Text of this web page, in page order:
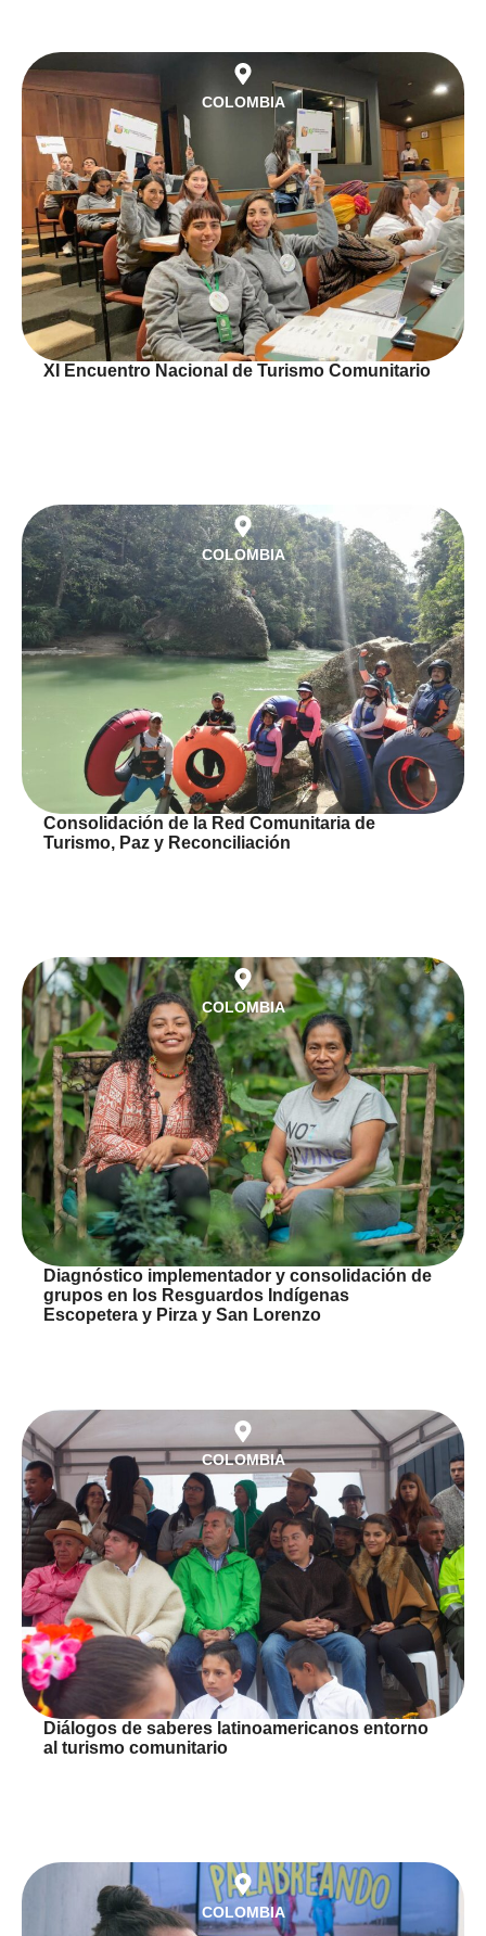
COLOMBIA
XI Encuentro Nacional de Turismo Comunitario
COLOMBIA
Consolidación de la Red Comunitaria de
Turismo, Paz y Reconciliación
COLOMBIA
Diagnóstico implementador y consolidación de
grupos en los Resguardos Indígenas
Escopetera y Pirza y San Lorenzo
COLOMBIA
Diálogos de saberes latinoamericanos entorno
al turismo comunitario
COLOMBIA